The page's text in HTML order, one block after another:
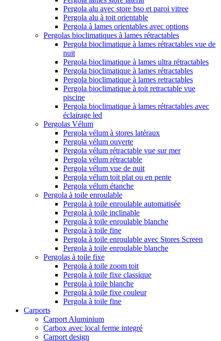
Pergola alu avec store bso et paroi vitree
Pergola alu à toit orientable
Pergola à lames orientables avec options
Pergolas bioclimatiques à lames rétractables
Pergola bioclimatique à lames rétractables vue de
nuit
Pergola bioclimatique à lames ultra rétractables
Pergola bioclimatique à lames rétractables
Pergola bioclimatique à lames retractables
Pergola bioclimatique à toit retractable vue
piscine
Pergola bioclimatique à lames rétractables avec
éclairage led
Pergolas Vélum
Pergola vélum à stores latéraux
Pergola vélum ouverte
Pergola vélum rétractable vue sur mer
Pergola vélum rétractable
Pergola vélum vue de nuit
Pergola vélum toit plat ou en pente
Pergola vélum étanche
Pergola à toile enroulable
Pergola à toile enroulable automatisée
Pergola à toile inclinable
Pergola à toile enroulable blanche
Pergola à toile fine
Pergola à toile enroulable avec Stores Screen
Pergola à toile enroulable blanche
Pergolas à toile fixe
Pergola à toile zoom toit
Pergola à toile fixe classique
Pergola à toile blanche
Pergola à toile fixe couleur
Pergola à toile fine
Carports
Carport Aluminium
Carbox avec local ferme integré
Carport design